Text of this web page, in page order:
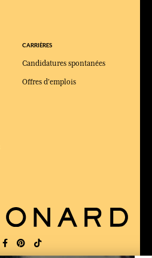
CARRIÈRES
Candidatures spontanées
Offres d'emplois